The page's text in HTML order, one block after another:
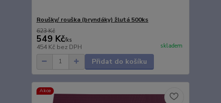
Roušky/ rouška (bryndáky) žlutá 500ks
623 Kč
549 Kč/ks
454 Kč bez DPH skladem
Přidat do košíku
Akce